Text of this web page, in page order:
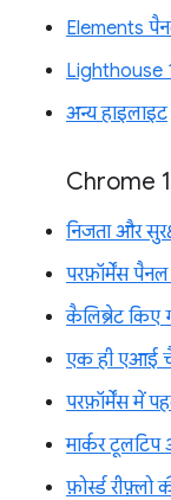
Elements
Lighthouse
अन्य हाइलाइट
Chrome
निजता और
परफ़ॉर्मेंस
कैलिब्रेट किए
एक ही एआई
परफ़ॉर्मेंस में
मार्कर
फ़ोर्स्ड रीफ़्लो